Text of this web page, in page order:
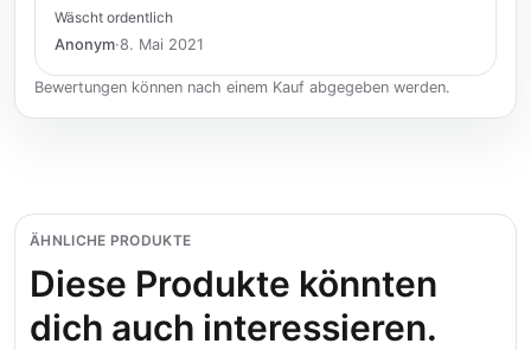
Wäscht ordentlich
Anonym·8. Mai 2021
Bewertungen können nach einem Kauf abgegeben werden.
ÄHNLICHE PRODUKTE
Diese Produkte könnten
dich auch interessieren.